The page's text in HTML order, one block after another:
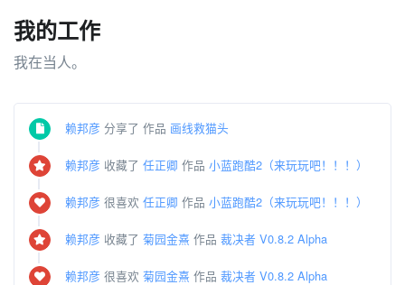
我的工作
我在当人。
赖邦彦 分享了 作品 画线救猫头
赖邦彦 收藏了 任正卿 作品 小蓝跑酷2（来玩玩吧！！！）
赖邦彦 很喜欢 任正卿 作品 小蓝跑酷2（来玩玩吧！！！）
赖邦彦 收藏了 菊园金熹 作品 裁决者 V0.8.2 Alpha
赖邦彦 很喜欢 菊园金熹 作品 裁决者 V0.8.2 Alpha